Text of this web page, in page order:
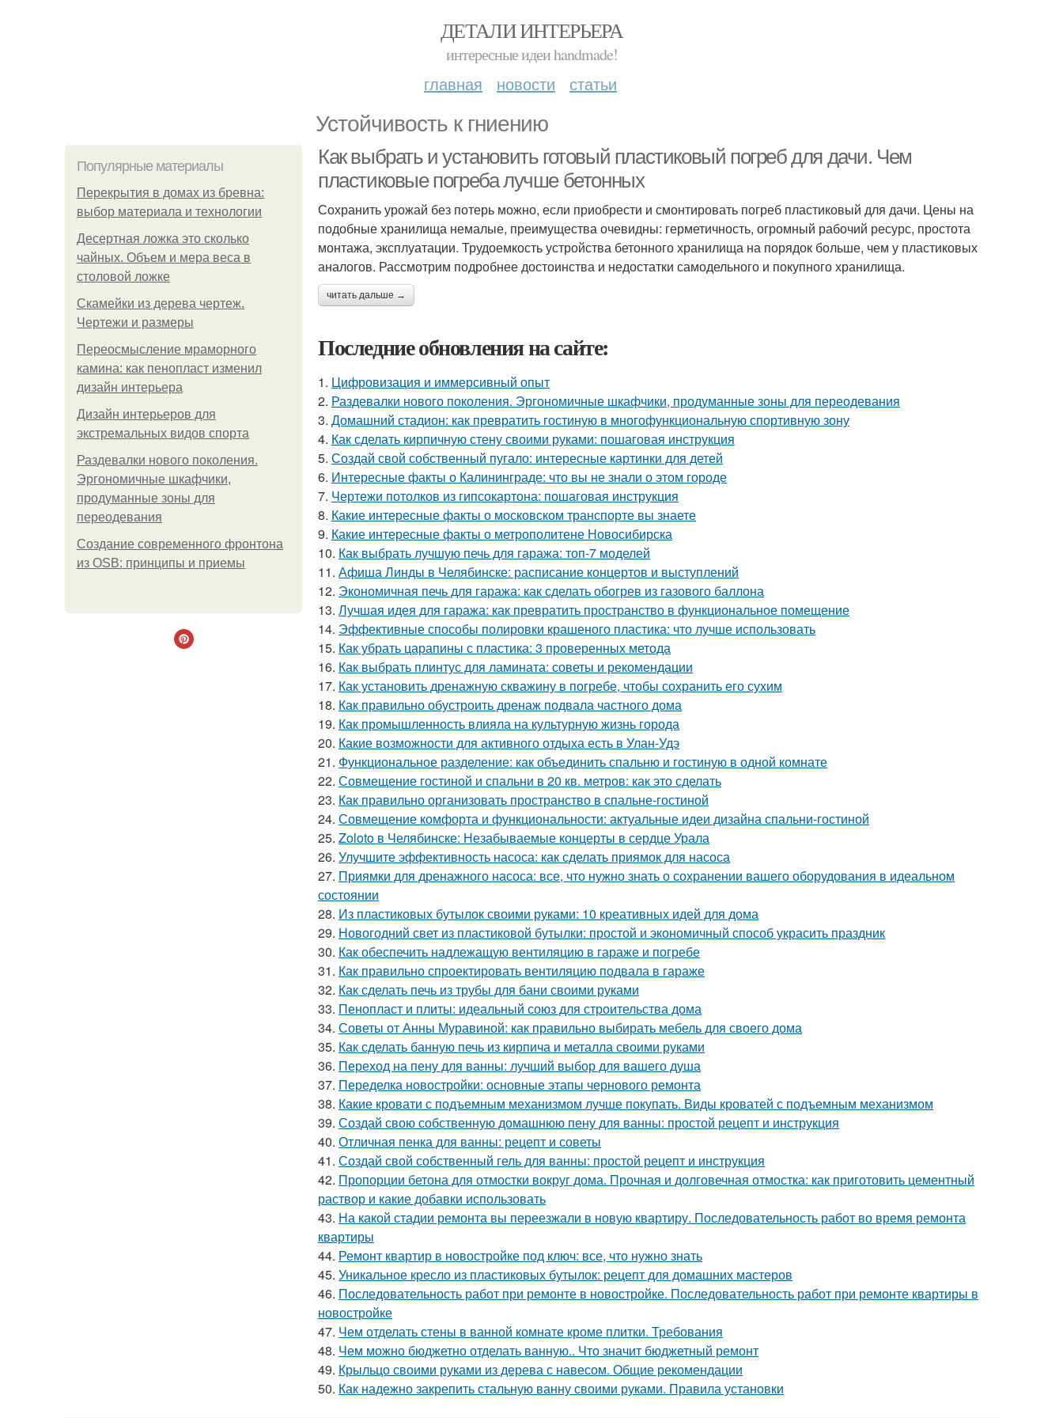
ДЕТАЛИ ИНТЕРЬЕРА
интересные идеи handmade!
главная новости статьи
Устойчивость к гниению
Популярные материалы
Перекрытия в домах из бревна:
выбор материала и технологии
Десертная ложка это сколько
чайных. Объем и мера веса в
столовой ложке
Скамейки из дерева чертеж.
Чертежи и размеры
Переосмысление мраморного
камина: как пенопласт изменил
дизайн интерьера
Дизайн интерьеров для
экстремальных видов спорта
Раздевалки нового поколения.
Эргономичные шкафчики,
продуманные зоны для
переодевания
Создание современного фронтона
из OSB: принципы и приемы
Как выбрать и установить готовый пластиковый погреб для дачи. Чем
пластиковые погреба лучше бетонных
Сохранить урожай без потерь можно, если приобрести и смонтировать погреб пластиковый для дачи. Цены на
подобные хранилища немалые, преимущества очевидны: герметичность, огромный рабочий ресурс, простота
монтажа, эксплуатации. Трудоемкость устройства бетонного хранилища на порядок больше, чем у пластиковых
аналогов. Рассмотрим подробнее достоинства и недостатки самодельного и покупного хранилища.
читать дальше →
Последние обновления на сайте:
1. Цифровизация и иммерсивный опыт
2. Раздевалки нового поколения. Эргономичные шкафчики, продуманные зоны для переодевания
3. Домашний стадион: как превратить гостиную в многофункциональную спортивную зону
4. Как сделать кирпичную стену своими руками: пошаговая инструкция
5. Создай свой собственный пугало: интересные картинки для детей
6. Интересные факты о Калининграде: что вы не знали о этом городе
7. Чертежи потолков из гипсокартона: пошаговая инструкция
8. Какие интересные факты о московском транспорте вы знаете
9. Какие интересные факты о метрополитене Новосибирска
10. Как выбрать лучшую печь для гаража: топ-7 моделей
11. Афиша Линды в Челябинске: расписание концертов и выступлений
12. Экономичная печь для гаража: как сделать обогрев из газового баллона
13. Лучшая идея для гаража: как превратить пространство в функциональное помещение
14. Эффективные способы полировки крашеного пластика: что лучше использовать
15. Как убрать царапины с пластика: 3 проверенных метода
16. Как выбрать плинтус для ламината: советы и рекомендации
17. Как установить дренажную скважину в погребе, чтобы сохранить его сухим
18. Как правильно обустроить дренаж подвала частного дома
19. Как промышленность влияла на культурную жизнь города
20. Какие возможности для активного отдыха есть в Улан-Удэ
21. Функциональное разделение: как объединить спальню и гостиную в одной комнате
22. Совмещение гостиной и спальни в 20 кв. метров: как это сделать
23. Как правильно организовать пространство в спальне-гостиной
24. Совмещение комфорта и функциональности: актуальные идеи дизайна спальни-гостиной
25. Zoloto в Челябинске: Незабываемые концерты в сердце Урала
26. Улучшите эффективность насоса: как сделать приямок для насоса
27. Приямки для дренажного насоса: все, что нужно знать о сохранении вашего оборудования в идеальном
состоянии
28. Из пластиковых бутылок своими руками: 10 креативных идей для дома
29. Новогодний свет из пластиковой бутылки: простой и экономичный способ украсить праздник
30. Как обеспечить надлежащую вентиляцию в гараже и погребе
31. Как правильно спроектировать вентиляцию подвала в гараже
32. Как сделать печь из трубы для бани своими руками
33. Пенопласт и плиты: идеальный союз для строительства дома
34. Советы от Анны Муравиной: как правильно выбирать мебель для своего дома
35. Как сделать банную печь из кирпича и металла своими руками
36. Переход на пену для ванны: лучший выбор для вашего душа
37. Переделка новостройки: основные этапы чернового ремонта
38. Какие кровати с подъемным механизмом лучше покупать. Виды кроватей с подъемным механизмом
39. Создай свою собственную домашнюю пену для ванны: простой рецепт и инструкция
40. Отличная пенка для ванны: рецепт и советы
41. Создай свой собственный гель для ванны: простой рецепт и инструкция
42. Пропорции бетона для отмостки вокруг дома. Прочная и долговечная отмостка: как приготовить цементный
раствор и какие добавки использовать
43. На какой стадии ремонта вы переезжали в новую квартиру. Последовательность работ во время ремонта
квартиры
44. Ремонт квартир в новостройке под ключ: все, что нужно знать
45. Уникальное кресло из пластиковых бутылок: рецепт для домашних мастеров
46. Последовательность работ при ремонте в новостройке. Последовательность работ при ремонте квартиры в
новостройке
47. Чем отделать стены в ванной комнате кроме плитки. Требования
48. Чем можно бюджетно отделать ванную.. Что значит бюджетный ремонт
49. Крыльцо своими руками из дерева с навесом. Общие рекомендации
50. Как надежно закрепить стальную ванну своими руками. Правила установки